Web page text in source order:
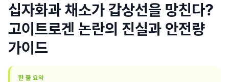
십자화과 채소가 갑상선을 망친다?
고이트로겐 논란의 진실과 안전량
가이드
한 줄 요약